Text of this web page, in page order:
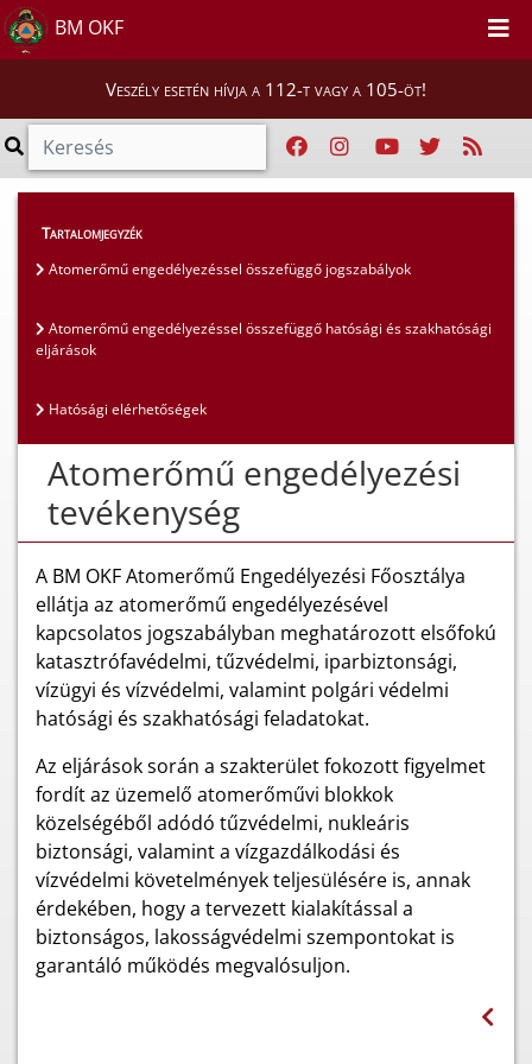
BM OKF
Veszély esetén hívja a 112-t vagy a 105-öt!
Hatósági ügyek
Atomerőmű engedélyezési tevékenység
Tartalomjegyzék
Atomerőmű engedélyezéssel összefüggő jogszabályok
Atomerőmű engedélyezéssel összefüggő hatósági és szakhatósági
eljárások
Hatósági elérhetőségek
Atomerőmű engedélyezési
tevékenység
A BM OKF Atomerőmű Engedélyezési Főosztálya
ellátja az atomerőmű engedélyezésével
kapcsolatos jogszabályban meghatározott elsőfokú
katasztrófavédelmi, tűzvédelmi, iparbiztonsági,
vízügyi és vízvédelmi, valamint polgári védelmi
hatósági és szakhatósági feladatokat.
Az eljárások során a szakterület fokozott figyelmet
fordít az üzemelő atomerőművi blokkok
közelségéből adódó tűzvédelmi, nukleáris
biztonsági, valamint a vízgazdálkodási és
vízvédelmi követelmények teljesülésére is, annak
érdekében, hogy a tervezett kialakítással a
biztonságos, lakosságvédelmi szempontokat is
garantáló működés megvalósuljon.